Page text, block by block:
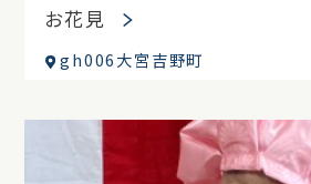
お花見
gh006大宮吉野町